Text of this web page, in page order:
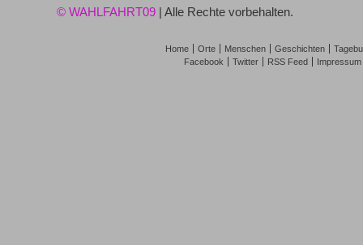
© WAHLFAHRT09 | Alle Rechte vorbehalten.
Home Orte Menschen Geschichten
Facebook
Twitter RSS Feed Impressum